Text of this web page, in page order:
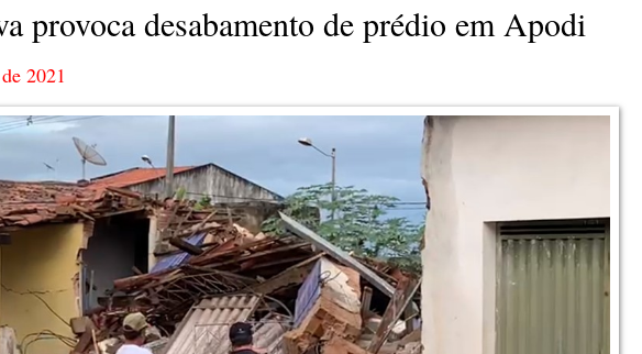
provoca desabamento de prédio em Apodi
2021